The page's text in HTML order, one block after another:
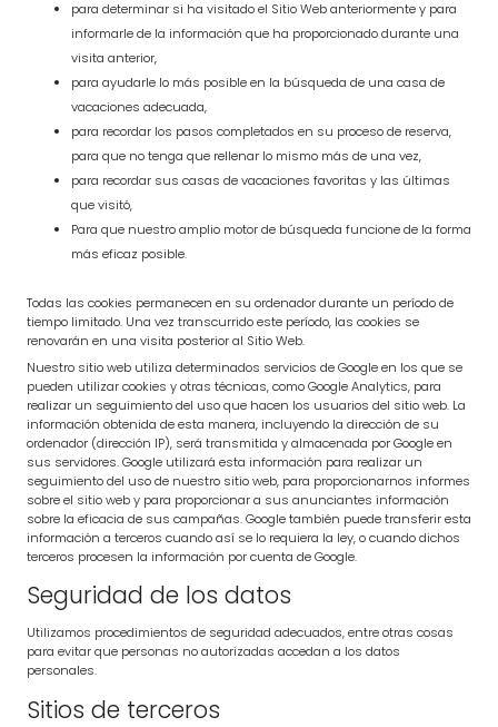
para determinar si ha visitado el Sitio Web anteriormente y para
informarle de la información que ha proporcionado durante una
visita anterior,
para ayudarle lo más posible en la búsqueda de una casa de
vacaciones adecuada,
para recordar los pasos completados en su proceso de reserva,
para que no tenga que rellenar lo mismo más de una vez,
para recordar sus casas de vacaciones favoritas y las últimas
que visitó,
Para que nuestro amplio motor de búsqueda funcione de la forma
más eficaz posible.
Todas las cookies permanecen en su ordenador durante un período de
tiempo limitado. Una vez transcurrido este período, las cookies se
renovarán en una visita posterior al Sitio Web.
Nuestro sitio web utiliza determinados servicios de Google en los que se
pueden utilizar cookies y otras técnicas, como Google Analytics, para
realizar un seguimiento del uso que hacen los usuarios del sitio web. La
información obtenida de esta manera, incluyendo la dirección de su
ordenador (dirección IP), será transmitida y almacenada por Google en
sus servidores. Google utilizará esta información para realizar un
seguimiento del uso de nuestro sitio web, para proporcionarnos informes
sobre el sitio web y para proporcionar a sus anunciantes información
sobre la eficacia de sus campañas. Google también puede transferir esta
información a terceros cuando así se lo requiera la ley, o cuando dichos
terceros procesen la información por cuenta de Google.
Seguridad de los datos
Utilizamos procedimientos de seguridad adecuados, entre otras cosas
para evitar que personas no autorizadas accedan a los datos
personales.
Sitios de terceros